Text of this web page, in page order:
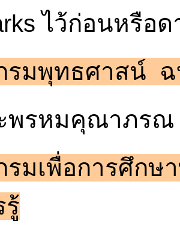
ไว้ก่อนหรือ
รมพุทธศาสน์
พรหมคุณาภรณ
มเพื่อการศึกษ